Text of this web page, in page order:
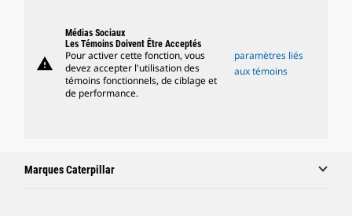
warning
Médias Sociaux
Les Témoins Doivent Être Acceptés
Pour activer cette fonction, vous
devez accepter l'utilisation des
témoins fonctionnels, de ciblage et
de performance.
paramètres liés
aux témoins
Marques Caterpillar